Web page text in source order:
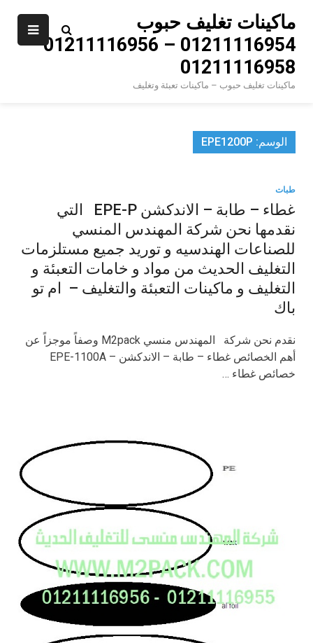
content
ماكينات تغليف حبوب
01211116954 – 01211116956 –
01211116958
ماكينات تغليف حبوب – ماكينات تعبئة وتغليف
الوسم: EPE1200P
طبات
غطاء – طابة – الاندكشن EPE-P التي
نقدمها نحن شركة المهندس المنسي
للصناعات الهندسيه و توريد جميع مستلزمات
التغليف الحديث من مواد و خامات التعبئة و
التغليف و ماكينات التعبئة والتغليف – ام تو
باك
نقدم نحن شركة المهندس منسي M2pack وصفاً موجزاً عن
أهم الخصائص غطاء – طابة – الاندكشن – EPE-1100A
خصائص غطاء …